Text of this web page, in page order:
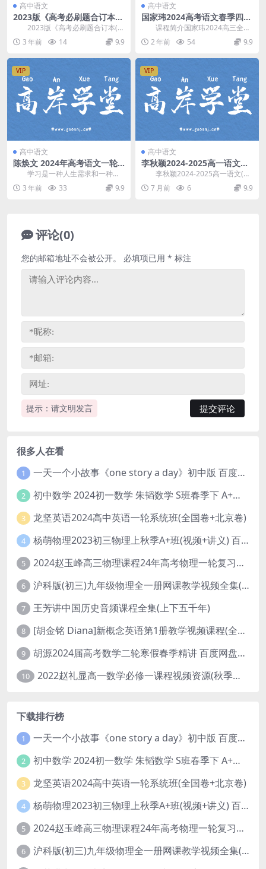
高中语文
2023版《高考必刷题合订本
（新教材版）》语文（755M
PDF）百度网盘分享
2023版《高考必刷题合订本(新
教材版)》语文，755M百度网盘分
享PDF高...
3 年前 14 9.9
高中语文
国家玮2024高考语文春季四阶
冲刺叮咛班网盘下载(全国卷、
新高考)
课程简介国家玮2024高三全年
四阶之四阶，24四阶冲刺叮咛班，
国家玮老师用1...
2 年前 54 9.9
VIP
高中语文
陈焕文 2024年高考语文一轮
暑期班（高三）百度网盘
学习是一种人生需求和一种态
度。只有不断学习，及时“充电”，才
能做到“百毒不侵...
3 年前 33 9.9
VIP
高中语文
李秋颖2024-2025高一语文
(下)双一流尖端班(含电子笔记)
百度网盘分享
李秋颖2024-2025高一语文(下)
双一流尖端班(含电子笔记)，开课时
间：...7 月前 6 9.9
评论(0)
提示：请文明发言
您的邮箱地址不会被公开。 必填项已用 * 标注
很多人在看
1 一天一个小故事《one story a day》初中版 百度网盘分享下载
2 初中数学 2024初一数学 朱韬数学 S班春季下 A+班春季下 百度云网盘
3 龙坚英语2024高中英语一轮系统班(全国卷+北京卷)
4 杨萌物理2023初三物理上秋季A+班(视频+讲义) 百度网盘分享
5 2024赵玉峰高三物理课程24年高考物理一轮复习网课教程
6 沪科版(初三)九年级物理全一册网课教学视频全集(录播版 杜春雨 66讲)
7 王芳讲中国历史音频课程全集(上下五千年)
8 [胡金铭 Diana]新概念英语第1册教学视频课程(全集 百度网盘下载)
9 胡源2024届高考数学二轮寒假春季精讲 百度网盘分享
10 2022赵礼显高一数学必修一课程视频资源(秋季班 含讲义)百度网盘云
下载排行榜
1 一天一个小故事《one story a day》初中版 百度网盘分享下载
2 初中数学 2024初一数学 朱韬数学 S班春季下 A+班春季下 百度云网盘
3 龙坚英语2024高中英语一轮系统班(全国卷+北京卷)
4 杨萌物理2023初三物理上秋季A+班(视频+讲义) 百度网盘分享
5 2024赵玉峰高三物理课程24年高考物理一轮复习网课教程
6 沪科版(初三)九年级物理全一册网课教学视频全集(录播版 杜春雨 66讲)